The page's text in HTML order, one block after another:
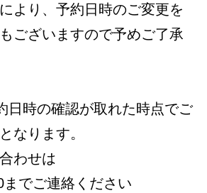
より、予約日時のご変更を
ございますので予めご了承
時の確認が取れた時点でご
なります。
わせは
でご連絡ください